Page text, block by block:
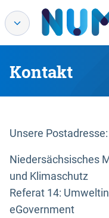
Kontakt
Unsere Postadresse:
Niedersächsisches
und Klimaschutz
Referat 14:
eGovernment